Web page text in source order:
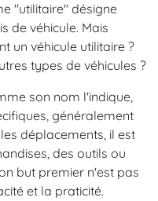
"utilitaire" désigne
de véhicule. Mais
un véhicule utilitaire ?
types de véhicules ?
son nom l'indique,
généralement
déplacements, il est
des outils ou
but premier n'est pas
et la praticité.